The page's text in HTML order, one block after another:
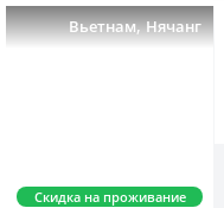
Вьетнам,Нячанг
Скидка на проживание